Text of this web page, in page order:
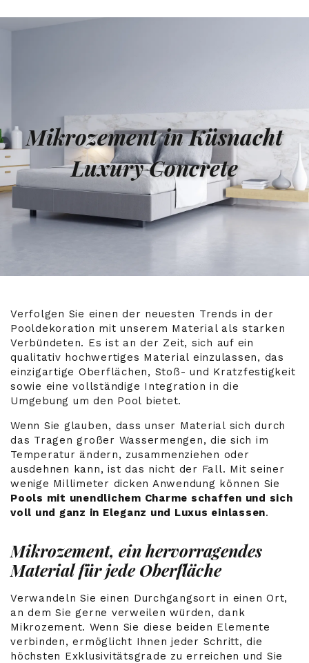
Mikrozement in Küsnacht
Luxury Concrete
Verfolgen Sie einen der neuesten Trends in der
Pooldekoration mit unserem Material als starken
Verbündeten. Es ist an der Zeit, sich auf ein
qualitativ hochwertiges Material einzulassen, das
einzigartige Oberflächen, Stoß- und Kratzfestigkeit
sowie eine vollständige Integration in die
Umgebung um den Pool bietet.
Wenn Sie glauben, dass unser Material sich durch
das Tragen großer Wassermengen, die sich im
Temperatur ändern, zusammenziehen oder
ausdehnen kann, ist das nicht der Fall. Mit seiner
wenige Millimeter dicken Anwendung können Sie
Pools mit unendlichem Charme schaffen und sich
voll und ganz in Eleganz und Luxus einlassen.
Mikrozement, ein hervorragendes
Material für jede Oberfläche
Verwandeln Sie einen Durchgangsort in einen Ort,
an dem Sie gerne verweilen würden, dank
Mikrozement. Wenn Sie diese beiden Elemente
verbinden, ermöglicht Ihnen jeder Schritt, die
höchsten Exklusivitätsgrade zu erreichen und Sie